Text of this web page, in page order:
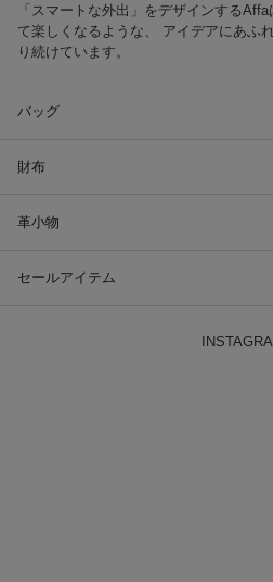
「スマートな外出」をデザインする
て楽しくなるような、 アイデアにあふ
り続けています。
バッグ
財布
革小物
セールアイテム